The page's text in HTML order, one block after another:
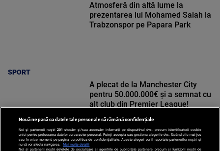
SPORT
Atmosferă din altă lume la
prezentarea lui Mohamed Salah la
Trabzonspor pe Papara Park
A plecat de la Manchester City
pentru 50.000.000€ și a semnat cu
alt club din Premier League!
Nouă ne pasă ca datele tale personale să rămână confidențiale
Noi și partenerii noștri 201 stocăm și/sau accesăm informații pe dispozitivul dvs., precum identificatorii cookie
unici pentru prelucrarea datelor cu caracter personal. Puteți accepta sau gestiona alegerile dvs. făcând clic mai jos
sau în orice moment, pe pagina cu politica de confidențialitate. Aceste alegeri vor fi raportate partenerilor noștri și
nu vă vor afecta navigarea.
Mai multe detalii
Noi si partenerii nostri (retelele de socializare si agentiile de publicitate partenere, precum si furnizorii nostri de